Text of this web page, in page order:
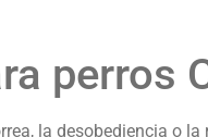
perros
la desobediencia o